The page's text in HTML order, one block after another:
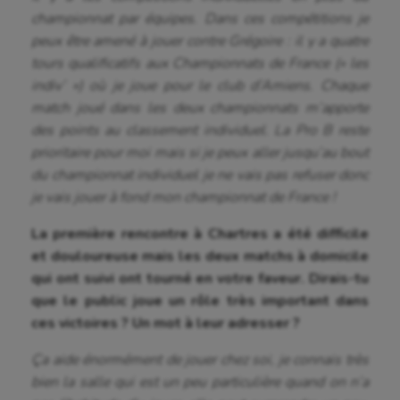
UNSS
Voile
Water-polo
championnat par équipes. Dans ces compétitions je
peux être amené à jouer contre Grégoire : il y a quatre
tours qualificatifs aux Championnats de France (« les
indiv’ ») où je joue pour le club d’Amiens. Chaque
match joué dans les deux championnats m’apporte
des points au classement individuel.
La Pro B reste
prioritaire pour moi mais si je peux aller jusqu’au bout
du championnat individuel je ne vais pas refuser donc
je vais jouer à fond mon championnat de France !
La première rencontre à Chartres a été difficile
et douloureuse mais les deux matchs à domicile
qui ont suivi ont tourné en votre faveur. Dirais-tu
que le public joue un rôle très important dans
ces victoires ? Un mot à leur adresser ?
Ça aide énormément de jouer chez soi, je connais très
bien la salle qui est un peu particulière quand on n’a